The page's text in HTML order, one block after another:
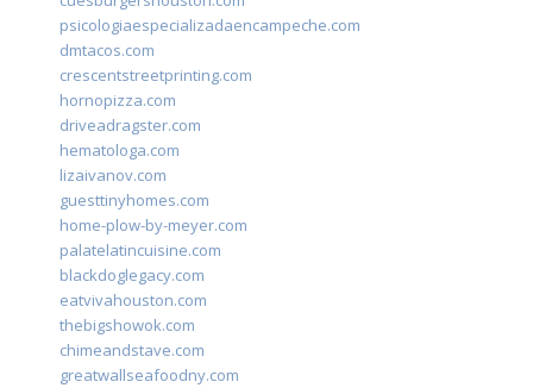
psicologiaespecializadaencampeche.com
dmtacos.com
crescentstreetprinting.com
hornopizza.com
driveadragster.com
hematologa.com
lizaivanov.com
guesttinyhomes.com
home-plow-by-meyer.com
palatelatincuisine.com
blackdoglegacy.com
eatvivahouston.com
thebigshowok.com
chimeandstave.com
greatwallseafoodny.com